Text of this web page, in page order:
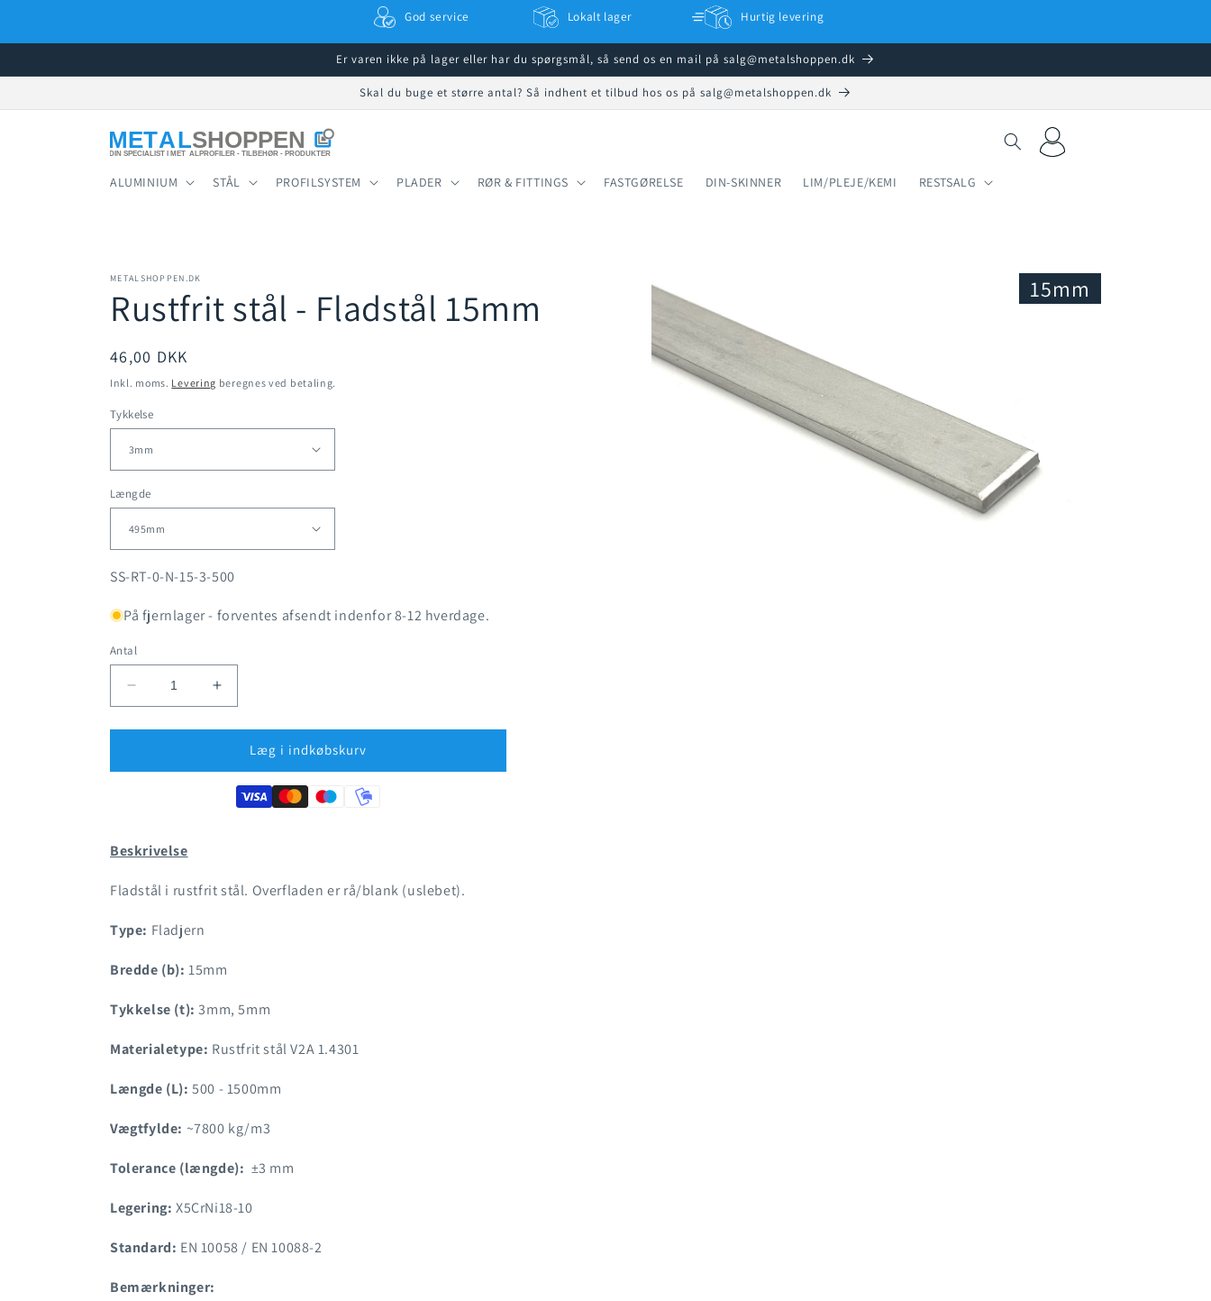
God service Lokalt lager Hurtig levering
Er varen ikke på lager eller har du spørgsmål, så send os en mail på salg@metalshoppen.dk
Skal du buge et større antal? Så indhent et tilbud hos os på salg@metalshoppen.dk
ALUMINIUM STÅL PROFILSYSTEM PLADER RØR & FITTINGS FASTGØRELSE DIN-SKINNER LIM/PLEJE/KEMI RESTSALG
Log
ind
Indkøbskurv
METALSHOPPEN.DK
Rustfrit stål - Fladstål 15mm
Normalpris
46,00 DKK
Inkl. moms. Levering beregnes ved betaling.
Tykkelse
Længde
SKU:
SS-RT-0-N-15-3-500
På fjernlager - forventes afsendt indenfor 8-12 hverdage.
Antal
Reducer
antallet
for
stål
Øg
antallet
for
Rustfrit
stål
Fladstål
Læg i indkøbskurv
Beskrivelse
Fladstål i rustfrit stål. Overfladen er rå/blank (uslebet).
Type: Fladjern
Bredde (b): 15mm
Tykkelse (t): 3mm, 5mm
Materialetype: Rustfrit stål V2A 1.4301
Længde (L): 500 - 1500mm
Vægtfylde: ~7800 kg/m3
Tolerance (længde): ±3 mm
Legering: X5CrNi18-10
Standard: EN 10058 / EN 10088-2
Bemærkninger:
15mm